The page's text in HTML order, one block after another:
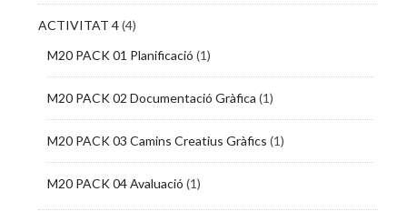
ACTIVITAT 4(4)
M20 PACK 01 Planificació (1)
M20 PACK 02 Documentació Gràfica (1)
M20 PACK 03 Camins Creatius Gràfics (1)
M20 PACK 04 Avaluació (1)